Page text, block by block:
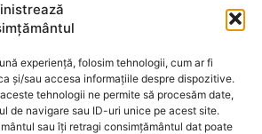
experiență, folosim tehnologii, cum ar fi
și/sau accesa informațiile despre dispozitive.
tehnologii ne permite să procesăm date,
de navigare sau ID-uri unice pe acest site.
sau îți retragi consimțământul dat poate
175
160
158